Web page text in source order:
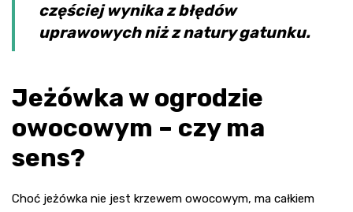
częściej wynika z błędów
uprawowych niż z natury gatunku.
Jeżówka w ogrodzie
owocowym – czy ma
sens?
Choć jeżówka nie jest krzewem owocowym, ma całkiem